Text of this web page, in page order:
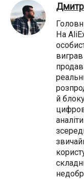
На
й